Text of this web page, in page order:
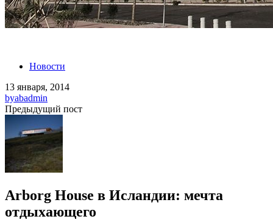
Новости
13 января, 2014
byabadmin
Предыдущий пост
Arborg House в Исландии: мечта
отдыхающего